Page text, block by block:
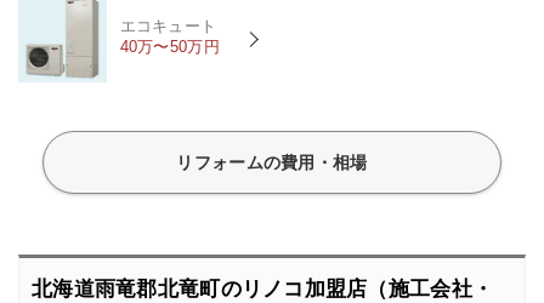
エコキュート
40万〜50万円
リフォームの費用・相場
北海道雨竜郡北竜町のリノコ加盟店（施工会社・